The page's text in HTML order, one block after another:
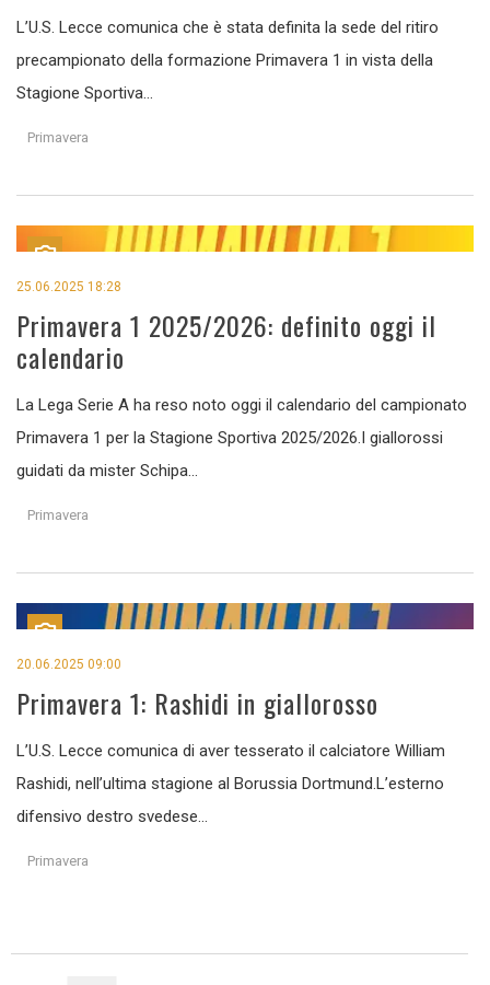
L’U.S. Lecce comunica che è stata definita la sede del ritiro
precampionato della formazione Primavera 1 in vista della
Stagione Sportiva...
Primavera
25.06.2025 18:28
Primavera 1 2025/2026: definito oggi il
calendario
La Lega Serie A ha reso noto oggi il calendario del campionato
Primavera 1 per la Stagione Sportiva 2025/2026.I giallorossi
guidati da mister Schipa...
Primavera
20.06.2025 09:00
Primavera 1: Rashidi in giallorosso
L’U.S. Lecce comunica di aver tesserato il calciatore William
Rashidi, nell’ultima stagione al Borussia Dortmund.L’esterno
difensivo destro svedese...
Primavera